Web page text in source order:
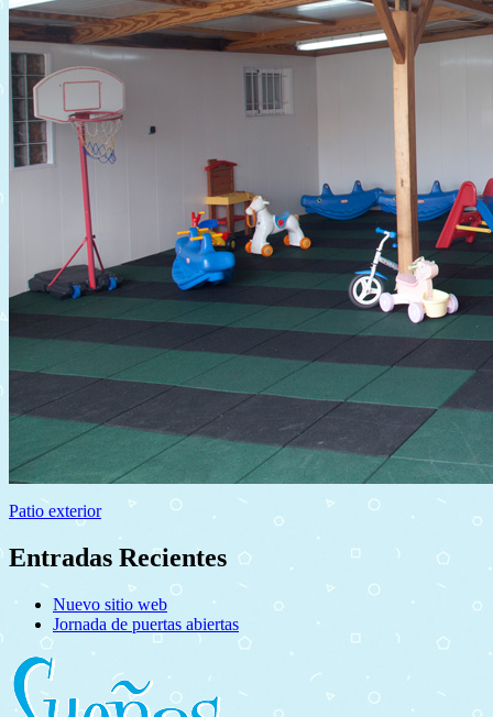
Patio exterior
Entradas Recientes
Nuevo sitio web
Jornada de puertas abiertas